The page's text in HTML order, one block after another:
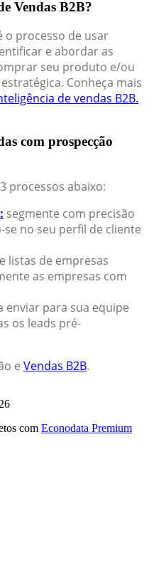
Vendas B2B?
o processo de usar
e abordar as
seu produto e/ou
Conheça mais
de vendas B2B.
com prospecção
processos abaixo:
segmente com precisão
no seu perfil de cliente
listas de empresas
as empresas com
enviar para sua equipe
os leads pré-
e Vendas B2B.
com Econodata Premium